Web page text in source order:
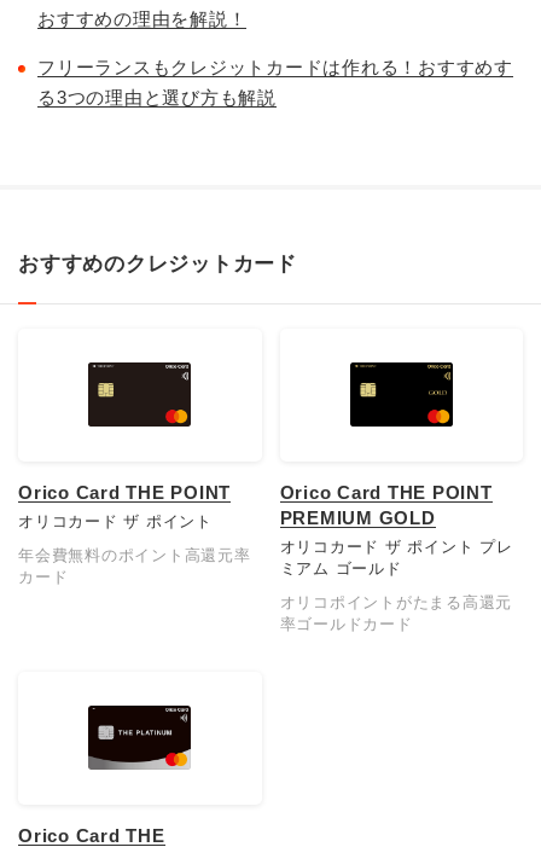
おすすめの理由を解説！
フリーランスもクレジットカードは作れる！おすすめす
る3つの理由と選び方も解説
おすすめのクレジットカード
Orico Card THE POINT
オリコカード ザ ポイント
年会費無料のポイント高還元率
カード
Orico Card THE POINT
PREMIUM GOLD
オリコカード ザ ポイント プレ
ミアム ゴールド
オリコポイントがたまる高還元
率ゴールドカード
Orico Card THE